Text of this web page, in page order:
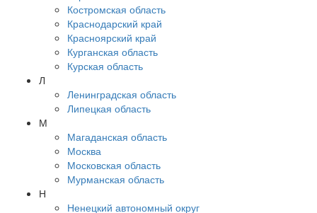
Костромская область
Краснодарский край
Красноярский край
Курганская область
Курская область
Л
Ленинградская область
Липецкая область
М
Магаданская область
Москва
Московская область
Мурманская область
Н
Ненецкий автономный округ